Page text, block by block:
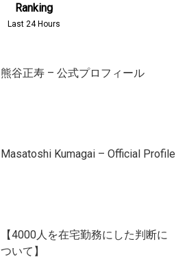
Ranking
Last 24 Hours
熊谷正寿 – 公式プロフィール
Masatoshi Kumagai – Official Profile
【4000人を在宅勤務にした判断に
ついて】